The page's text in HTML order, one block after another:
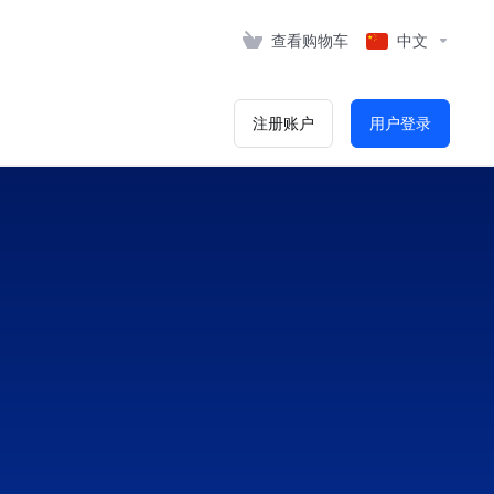
查看购物车 中文
注册账户 用户登录